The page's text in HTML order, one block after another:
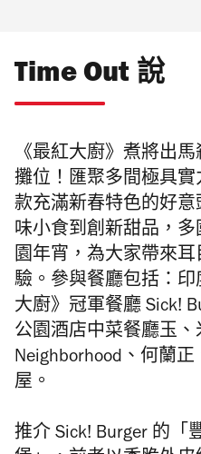
Time Out 說
《最紅大廚》煮將出
攤位！匯聚多間極具
款充滿新春特色的好
味小食到創新甜品，
園年宵，為大家帶來耳
驗。參與餐廳包括：
大廚》冠軍餐廳 Sick!
公園酒店中菜餐廳玉
Neighborhood、何蘭
屋。
推介 Sick! Burger 的「